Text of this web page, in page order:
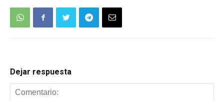
Dejar respuesta